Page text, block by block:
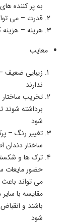
به پر کننده
قدرت – می
هزینه –
معایب
زیبایی ضعیف
ندارند
تخریب ساختار
برداشته شوند
شود
تغییر رنگ –
ساختار دندان
ترک ها و
حضور مایعات
می تواند باعث
مقایسه با
باشند و
شود